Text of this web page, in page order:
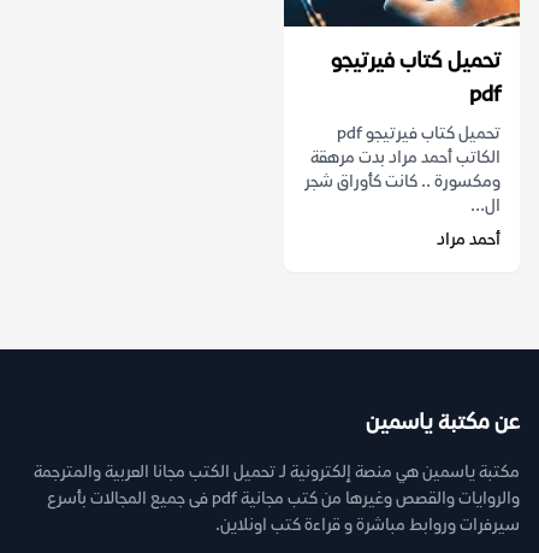
تحميل كتاب فيرتيجو
pdf
تحميل كتاب فيرتيجو pdf
الكاتب أحمد مراد بدت مرهقة
ومكسورة .. كانت كأوراق شجر
ال...
أحمد مراد
عن مكتبة ياسمين
مكتبة ياسمين هي منصة إلكترونية لـ تحميل الكتب مجانا العربية والمترجمة
والروايات والقصص وغيرها من كتب مجانية pdf فى جميع المجالات بأسرع
سيرفرات وروابط مباشرة و قراءة كتب اونلاين.